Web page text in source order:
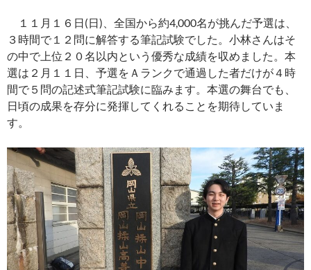
１１月１６日(日)、全国から約4,000名が挑んだ予選は、
３時間で１２問に解答する筆記試験でした。小林さんはそ
の中で上位２０名以内という優秀な成績を収めました。本
選は２月１１日、予選をＡランクで通過した者だけが４時
間で５問の記述式筆記試験に臨みます。本選の舞台でも、
日頃の成果を存分に発揮してくれることを期待していま
す。